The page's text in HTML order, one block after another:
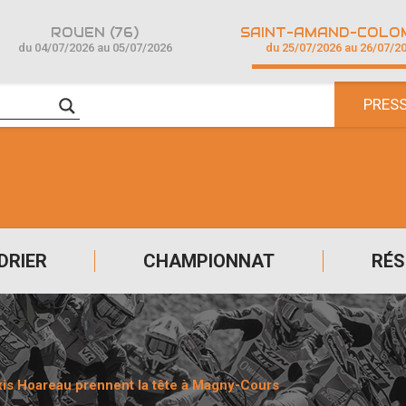
CHAMPIONNAT
ROUEN (76)
du 04/07/2026 au 05/07/2026 du 25/07/2026 au 26/07/
Hoareau prennent la tête à Magny-Cours